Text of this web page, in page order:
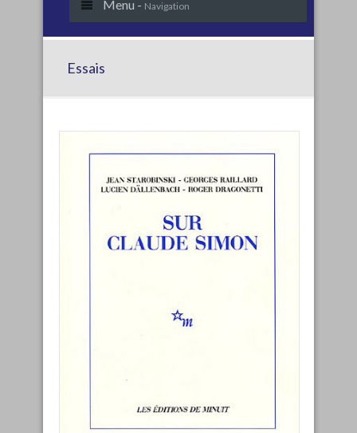
Menu - Navigation
Essais